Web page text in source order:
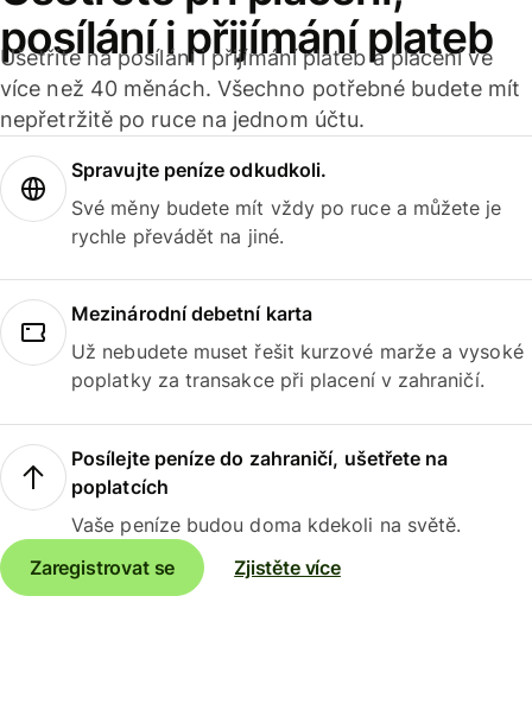
posílání i přijímání plateb
Ušetříte na posílání i přijímání plateb a placení ve
více než 40 měnách. Všechno potřebné budete mít
nepřetržitě po ruce na jednom účtu.
Spravujte peníze odkudkoli.
Své měny budete mít vždy po ruce a můžete je
rychle převádět na jiné.
Mezinárodní debetní karta
Už nebudete muset řešit kurzové marže a vysoké
poplatky za transakce při placení v zahraničí.
Posílejte peníze do zahraničí, ušetřete na
poplatcích
Vaše peníze budou doma kdekoli na světě.
Zaregistrovat se
Zjistěte více